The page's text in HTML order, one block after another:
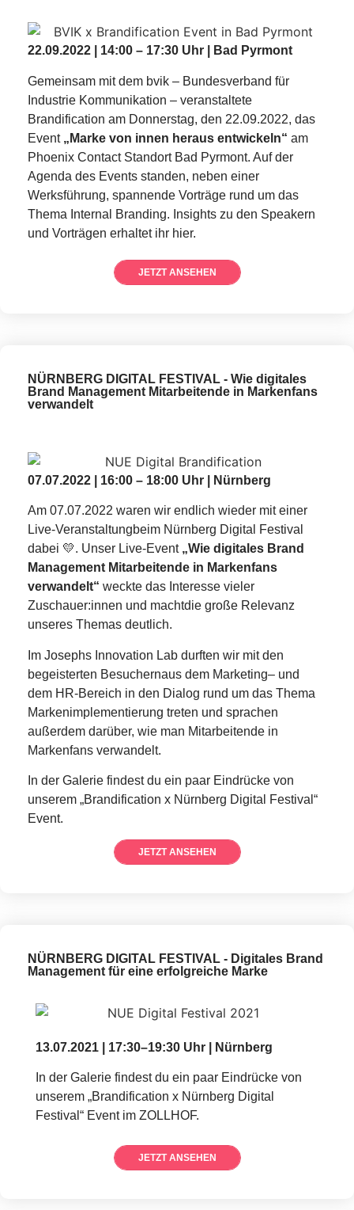
22.09.2022 | 14:00 – 17:30 Uhr | Bad Pyrmont
Gemeinsam mit dem bvik – Bundesverband für
Industrie Kommunikation – veranstaltete
Brandification am Donnerstag, den 22.09.2022, das
Event „Marke von innen heraus entwickeln“ am
Phoenix Contact Standort Bad Pyrmont. Auf der
Agenda des Events standen, neben einer
Werksführung, spannende Vorträge rund um das
Thema Internal Branding. Insights zu den Speakern
und Vorträgen erhaltet ihr hier.
JETZT ANSEHEN
NÜRNBERG DIGITAL FESTIVAL - Wie digitales
Brand Management Mitarbeitende in Markenfans
verwandelt
07.07.2022 | 16:00 – 18:00 Uhr | Nürnberg
Am 07.07.2022 waren wir endlich wieder mit einer
Live-Veranstaltungbeim Nürnberg Digital Festival
dabei 💛. Unser Live-Event „Wie digitales Brand
Management Mitarbeitende in Markenfans
verwandelt“ weckte das Interesse vieler
Zuschauer:innen und machtdie große Relevanz
unseres Themas deutlich.
Im Josephs Innovation Lab durften wir mit den
begeisterten Besuchernaus dem Marketing– und
dem HR-Bereich in den Dialog rund um das Thema
Markenimplementierung treten und sprachen
außerdem darüber, wie man Mitarbeitende in
Markenfans verwandelt.
In der Galerie findest du ein paar Eindrücke von
unserem „Brandification x Nürnberg Digital Festival“
Event.
JETZT ANSEHEN
NÜRNBERG DIGITAL FESTIVAL - Digitales Brand
Management für eine erfolgreiche Marke
13.07.2021 | 17:30–19:30 Uhr | Nürnberg
In der Galerie findest du ein paar Eindrücke von
unserem „Brandification x Nürnberg Digital
Festival“ Event im ZOLLHOF.
JETZT ANSEHEN